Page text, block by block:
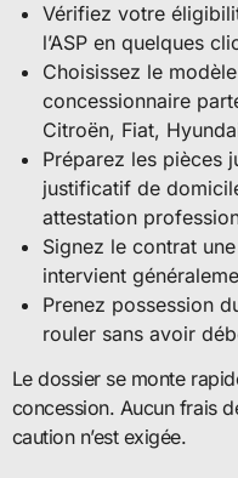
Vérifiez votre
l’ASP en quelques
Choisissez le
concessionnaire
Citroën, Fiat,
Préparez les pièces
justificatif de
attestation
Signez le contrat
intervient
Prenez possession
rouler sans avoir
Le dossier se monte
concession. Aucun frais
caution n’est exigée.